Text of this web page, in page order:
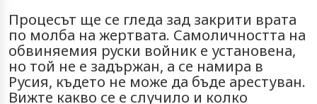
Процесът ще се гледа зад закрити врата
по молба на жертвата. Самоличността на
обвиняемия руски войник е установена,
но той не е задържан, а се намира в
Русия, където не може да бъде арестуван.
Вижте какво се е случило и колко